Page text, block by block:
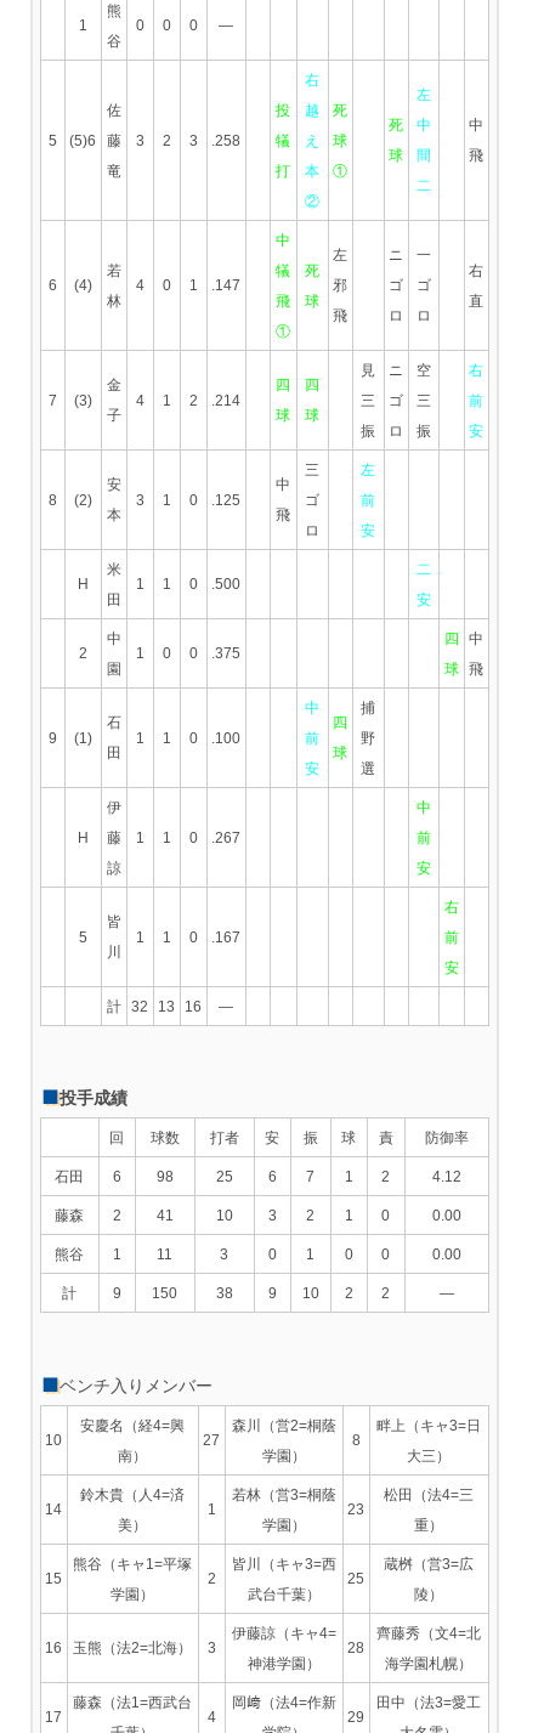
1
熊
谷
0 0 0 —
5 (5)6
佐
藤
竜
3 2 3 .258
投
犠
打
右
越
え
本
②
死
球
①
死
球
左
中
間
二
中
飛
6 (4)
若
林
4 0 1 .147
中
犠
飛
①
死
球
左
邪
飛
ニ
ゴ
ロ
一
ゴ
ロ
右
直
7 (3)
金
子
4 1 2 .214
四
球
四
球
見
三
振
ニ
ゴ
ロ
空
三
振
右
前
安
8 (2)
安
本
3 1 0 .125
中
飛
三
ゴ
ロ
左
前
安
H
米
田
1 1 0 .500
二
安
2
中
園
1 0 0 .375
四
球
中
飛
9 (1)
石
田
1 1 0 .100
中
前
安
四
球
捕
野
選
H
伊
藤
諒
1 1 0 .267
中
前
安
5
皆
川
1 1 0 .167
右
前
安
計 32 13 16 —
投手成績
回 球数 打者 安 振 球 責 防御率
石田 6 98 25 6 7 1 2 4.12
藤森 2 41 10 3 2 1 0 0.00
熊谷 1 11 3 0 1 0 0 0.00
計 9 150 38 9 10 2 2 —
ベンチ入りメンバー
10
安慶名（経4=興
南）
27
森川（営2=桐蔭
学園）
8
畔上（キャ3=日
大三）
14
鈴木貴（人4=済
美）
1
若林（営3=桐蔭
学園）
23
松田（法4=三
重）
15
熊谷（キャ1=平塚
学園）
2
皆川（キャ3=西
武台千葉）
25
蔵桝（営3=広
陵）
16 玉熊（法2=北海） 3
伊藤諒（キャ4=
神港学園）
28
齊藤秀（文4=北
海学園札幌）
17
藤森（法1=西武台
4
岡﨑（法4=作新
29
田中（法3=愛工